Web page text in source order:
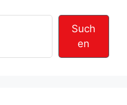
Such
en